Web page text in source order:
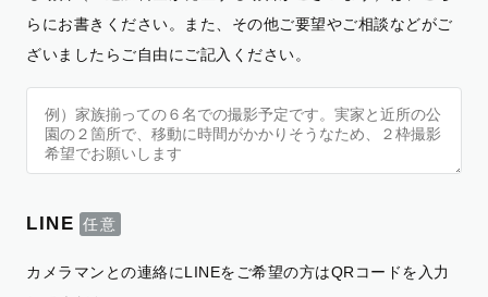
らにお書きください。また、その他ご要望やご相談などがご
ざいましたらご自由にご記入ください。
LINE
カメラマンとの連絡にLINEをご希望の方はQRコードを入力